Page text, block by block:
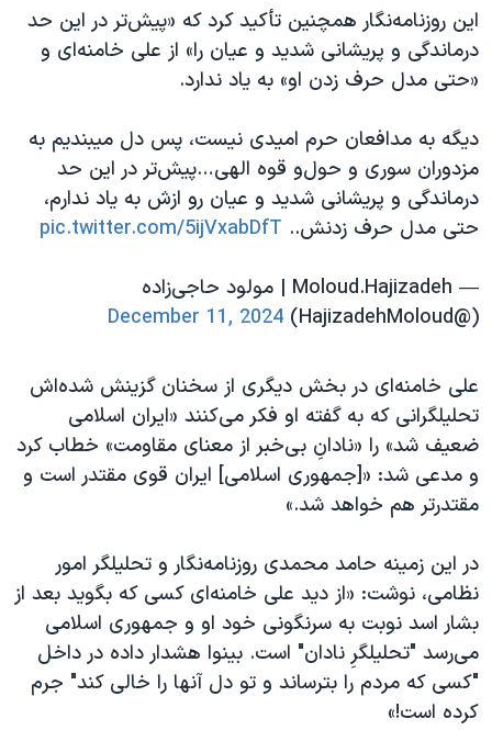
این روزنامه‌نگار همچنین تأکید کرد که «پیش‌تر در این حد
درماندگی و پریشانی شدید و عیان را» از علی خامنه‌ای و
«حتی مدل حرف زدن او» به یاد ندارد.
دیگه به مدافعان حرم امیدی نیست، پس دل میبندیم به
مزدوران سوری و حول‌و قوه الهی…پیش‌تر در این حد
درماندگی و‌ پریشانی شدید و عیان رو ازش به یاد ندارم،
حتی مدل حرف زدنش.. pic.twitter.com/5ijVxabDfT
— Moloud.Hajizadeh | مولود حاجی‌زاده
(@HajizadehMoloud)
December 11, 2024
علی خامنه‌ای در بخش دیگری از سخنان گزینش شده‌اش
تحلیلگرانی که به گفته او فکر می‌کنند «ایران اسلامی
ضعیف شد» را «نادانِ بی‌خبر از معنای مقاومت» خطاب کرد
و مدعی شد: «[جمهوری اسلامی] ایران قوی مقتدر است و
مقتدرتر هم خواهد شد.»
در این زمینه حامد محمدی روزنامه‌نگار و تحلیلگر امور
نظامی، نوشت: «از دید علی خامنه‌ای کسی که بگوید بعد از
بشار اسد نوبت به سرنگونی خود او و جمهوری اسلامی
می‌رسد "تحلیلگرِ نادان" است. بینوا هشدار داده در داخل
"کسی که مردم را بترساند و تو دل آنها را خالی کند" جرم
کرده است!»